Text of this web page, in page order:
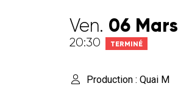
Ven. 06 Mars
20:30 TERMINÉ
Production : Quai M